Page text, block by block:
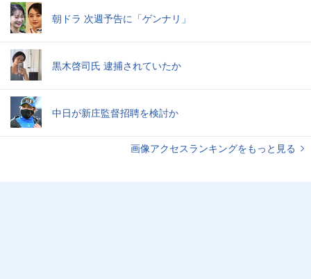
朝ドラ 次週予告に「ゲンナリ」
黒木啓司氏 逮捕されていたか
中日が新庄監督招聘を検討か
画像アクセスランキングをもっと見る